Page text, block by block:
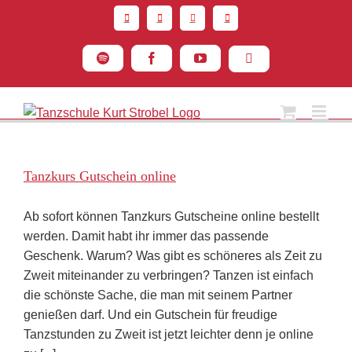
Spotify FacebookYouTube Instagram
Tanzkurs Gutschein online
Ab sofort können Tanzkurs Gutscheine online bestellt
werden. Damit habt ihr immer das passende
Geschenk. Warum? Was gibt es schöneres als Zeit zu
Zweit miteinander zu verbringen? Tanzen ist einfach
die schönste Sache, die man mit seinem Partner
genießen darf. Und ein Gutschein für freudige
Tanzstunden zu Zweit ist jetzt leichter denn je online